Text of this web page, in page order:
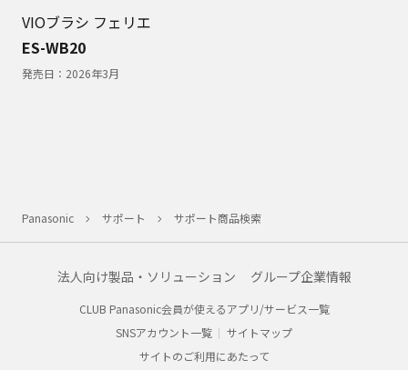
VIOブラシ フェリエ
ES-WB20
発売日： 2026年3月
Panasonic サポート サポート商品検索
法人向け製品・ソリューション グループ企業情報
CLUB Panasonic会員が使えるアプリ/サービス一覧
SNSアカウント一覧
サイトマップ
サイトのご利用にあたって